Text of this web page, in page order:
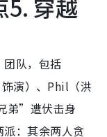
5. 穿越
队，包括
演）、Phil（洪
弟”遭伏击身
：其余两人贪